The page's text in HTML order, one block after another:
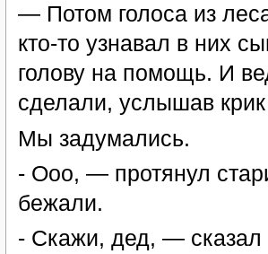
— Потом голоса из
кто-то узнавал в них
голову на помощь. И
сделали, услышав
Мы задумались.
- Ооо, — протянул
бежали.
- Скажи, дед, — сказал